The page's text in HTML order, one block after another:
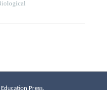
Press.